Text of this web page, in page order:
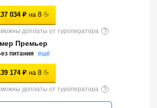
034 ₽ на 8
доплаты от туроператора ?
Премьер
питания ещё
174 ₽ на 8
доплаты от туроператора ?